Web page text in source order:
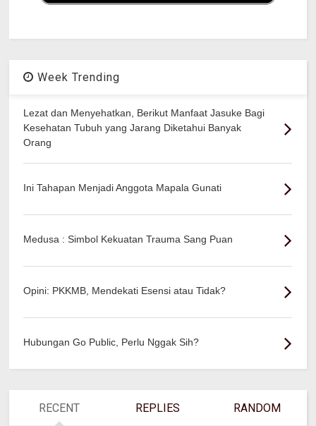
Week Trending
Lezat dan Menyehatkan, Berikut Manfaat Jasuke Bagi
Kesehatan Tubuh yang Jarang Diketahui Banyak
Orang
Ini Tahapan Menjadi Anggota Mapala Gunati
Medusa : Simbol Kekuatan Trauma Sang Puan
Opini: PKKMB, Mendekati Esensi atau Tidak?
Hubungan Go Public, Perlu Nggak Sih?
RECENT REPLIES RANDOM